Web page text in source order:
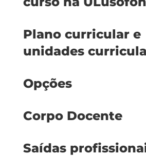
Plano curricular e
unidades
Opções
Corpo Docente
Saídas